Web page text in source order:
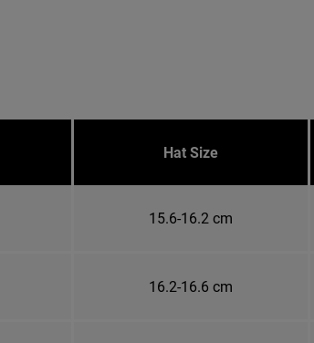
Hat Size
15.6-16.2 cm
16.2-16.6 cm